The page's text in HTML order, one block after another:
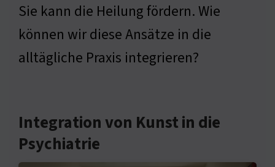
Sie kann die Heilung fördern. Wie
können wir diese Ansätze in die
alltägliche Praxis integrieren?
Integration von Kunst in die
Psychiatrie